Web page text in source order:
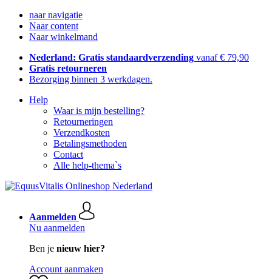
naar navigatie
Naar content
Naar winkelmand
Nederland: Gratis standaardverzending vanaf € 79,90
Gratis retourneren
Bezorging binnen 3 werkdagen.
Help
Waar is mijn bestelling?
Retourneringen
Verzendkosten
Betalingsmethoden
Contact
Alle help-thema`s
Aanmelden
Nu aanmelden
Ben je nieuw hier?
Account aanmaken